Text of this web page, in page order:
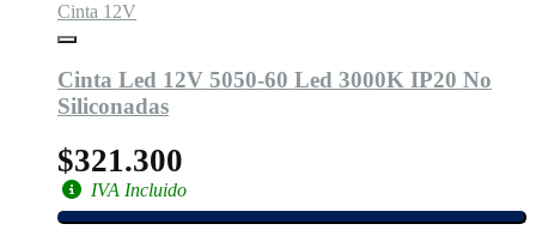
Cinta 12V
Cinta Led 12V 5050-60 Led 3000K IP20 No
Siliconadas
$321.300
IVA Incluido